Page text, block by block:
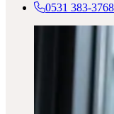
0531 383-3768